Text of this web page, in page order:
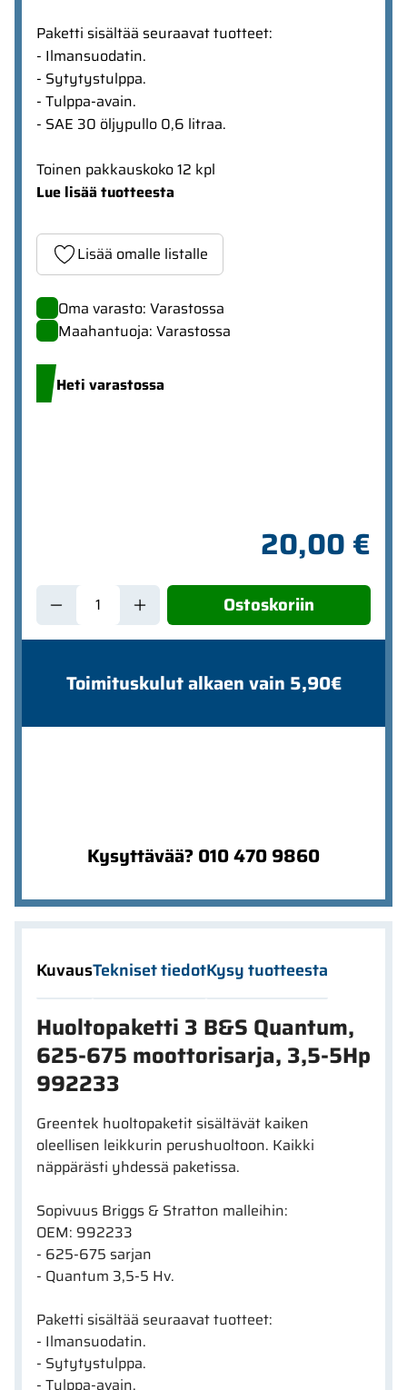
Paketti sisältää seuraavat tuotteet:
- Ilmansuodatin.
- Sytytystulppa.
- Tulppa-avain.
- SAE 30 öljypullo 0,6 litraa.
Toinen pakkauskoko 12 kpl
Lue lisää tuotteesta
Lisää omalle listalle
Oma varasto: Varastossa
Maahantuoja: Varastossa
Heti varastossa
20,00 €
Ostoskoriin
Toimituskulut alkaen vain 5,90€
Kysyttävää? 010 470 9860
KuvausTekniset tiedotKysy tuotteesta
Huoltopaketti 3 B&S Quantum,
625-675 moottorisarja, 3,5-5Hp
992233
Greentek huoltopaketit sisältävät kaiken
oleellisen leikkurin perushuoltoon. Kaikki
näppärästi yhdessä paketissa.
Sopivuus Briggs & Stratton malleihin:
OEM: 992233
- 625-675 sarjan
- Quantum 3,5-5 Hv.
Paketti sisältää seuraavat tuotteet:
- Ilmansuodatin.
- Sytytystulppa.
- Tulppa-avain.